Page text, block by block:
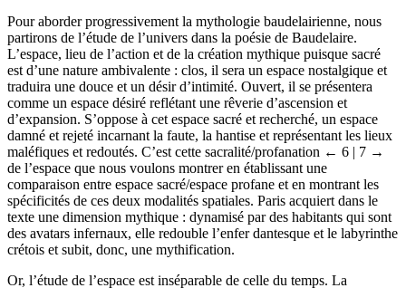
Pour aborder progressivement la mythologie baudelairienne, nous
partirons de l’étude de l’univers dans la poésie de Baudelaire.
L’espace, lieu de l’action et de la création mythique puisque sacré
est d’une nature ambivalente : clos, il sera un espace nostalgique et
traduira une douce et un désir d’intimité. Ouvert, il se présentera
comme un espace désiré reflétant une rêverie d’ascension et
d’expansion. S’oppose à cet espace sacré et recherché, un espace
damné et rejeté incarnant la faute, la hantise et représentant les lieux
maléfiques et redoutés. C’est cette sacralité/profanation← 6 | 7 →
de l’espace que nous voulons montrer en établissant une
comparaison entre espace sacré/espace profane et en montrant les
spécificités de ces deux modalités spatiales. Paris acquiert dans le
texte une dimension mythique : dynamisé par des habitants qui sont
des avatars infernaux, elle redouble l’enfer dantesque et le labyrinthe